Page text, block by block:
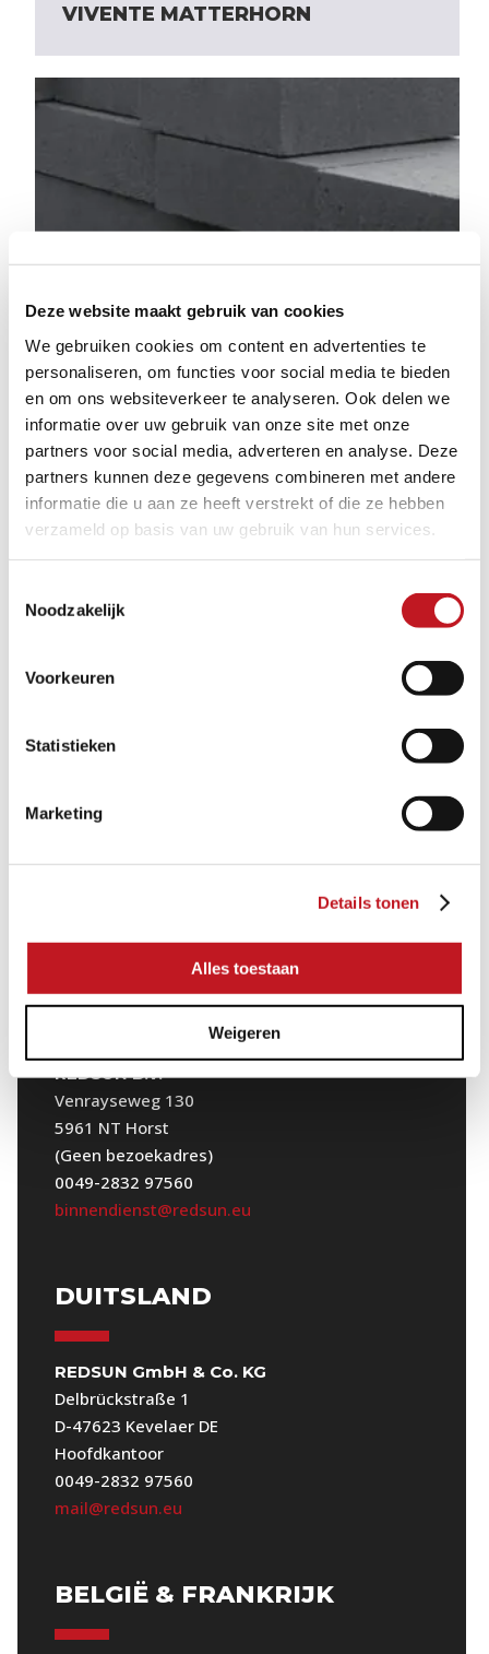
Deze website maakt gebruik van cookies
We gebruiken cookies om content en advertenties te
personaliseren, om functies voor social media te bieden
en om ons websiteverkeer te analyseren. Ook delen we
informatie over uw gebruik van onze site met onze
partners voor social media, adverteren en analyse. Deze
partners kunnen deze gegevens combineren met andere
informatie die u aan ze heeft verstrekt of die ze hebben
verzameld op basis van uw gebruik van hun services.
Noodzakelijk
Voorkeuren
Statistieken
Marketing
Details tonen
Alles toestaan
Weigeren
VIVENTE MATTERHORN
VIVENTE MOUNT EVEREST
NEDERLAND
REDSUN B.V.
Venrayseweg 130
5961 NT Horst
(Geen bezoekadres)
0049-2832 97560
binnendienst@redsun.eu
DUITSLAND
REDSUN GmbH & Co. KG
Delbrückstraße 1
D-47623 Kevelaer DE
Hoofdkantoor
0049-2832 97560
mail@redsun.eu
BELGIË & FRANKRIJK